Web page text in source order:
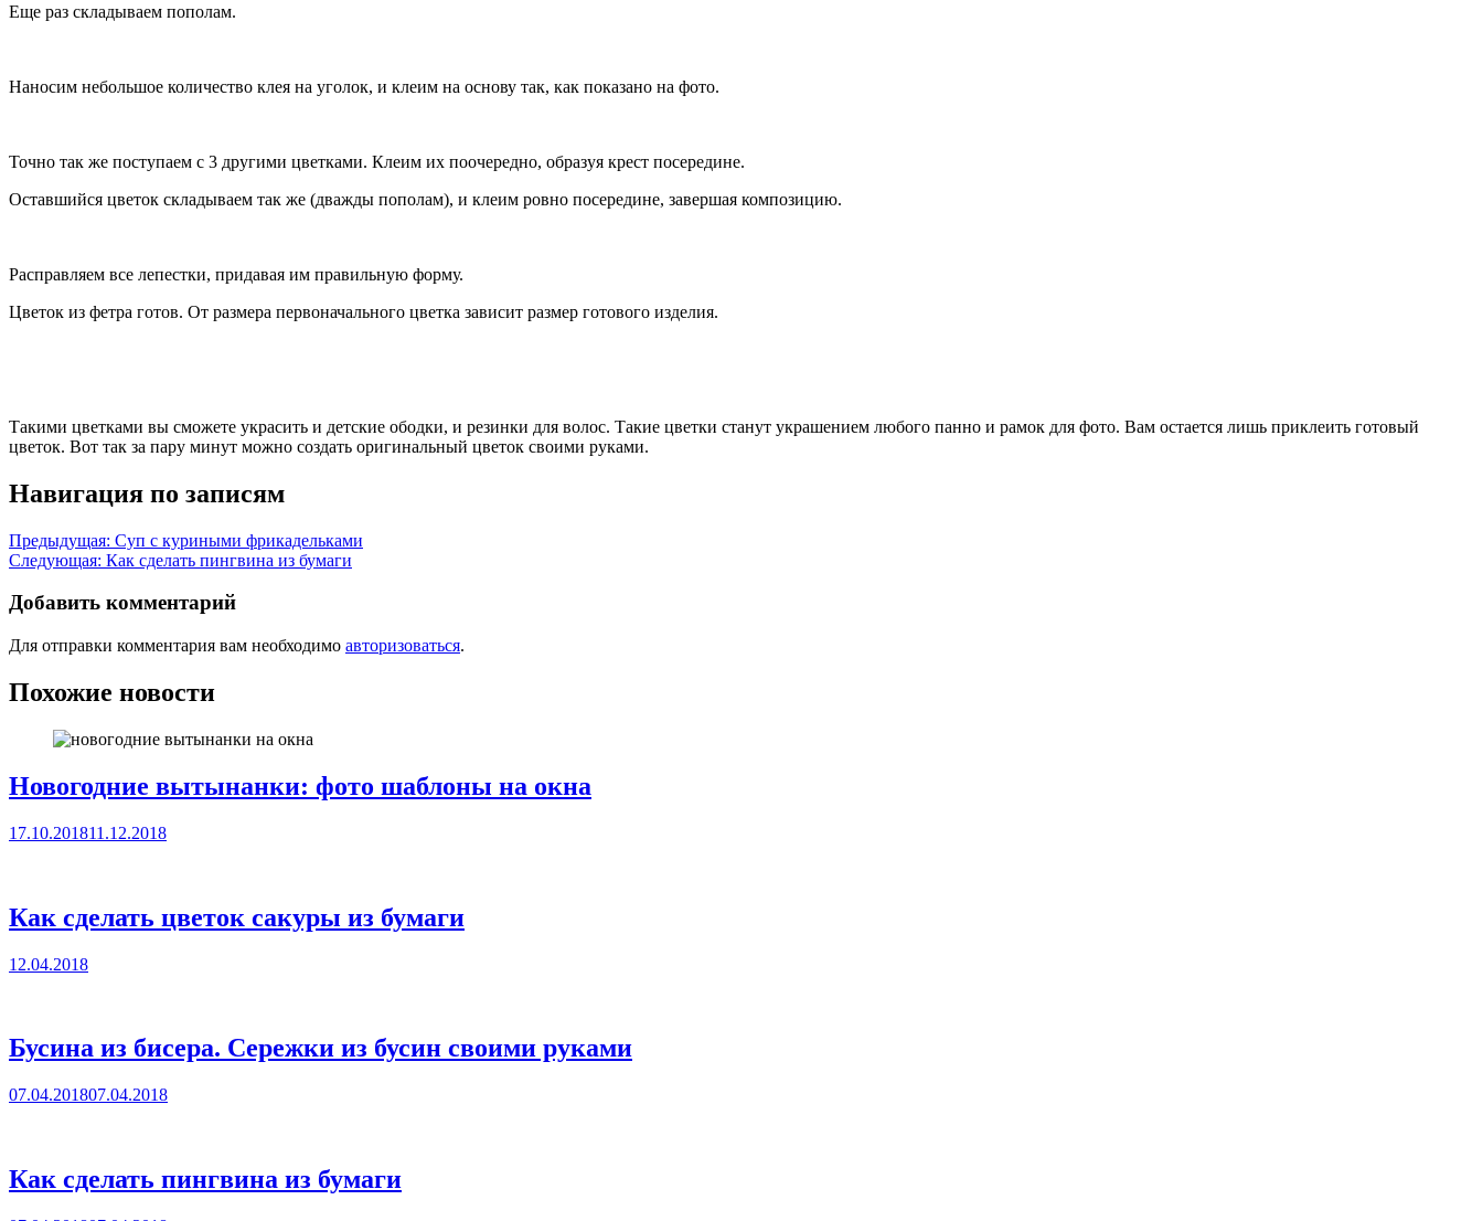
Еще раз складываем пополам.
Наносим небольшое количество клея на уголок, и клеим на основу так, как показано на фото.
Точно так же поступаем с 3 другими цветками. Клеим их поочередно, образуя крест посередине.
Оставшийся цветок складываем так же (дважды пополам), и клеим ровно посередине, завершая композицию.
Расправляем все лепестки, придавая им правильную форму.
Цветок из фетра готов. От размера первоначального цветка зависит размер готового изделия.
Такими цветками вы сможете украсить и детские ободки, и резинки для волос. Такие цветки станут украшением любого панно и рамок для фото. Вам остается лишь приклеить готовый
цветок. Вот так за пару минут можно создать оригинальный цветок своими руками.
Навигация по записям
Предыдущая: Суп с куриными фрикадельками
Следующая: Как сделать пингвина из бумаги
Добавить комментарий
Для отправки комментария вам необходимо авторизоваться.
Похожие новости
Новогодние вытынанки: фото шаблоны на окна
17.10.201811.12.2018
Как сделать цветок сакуры из бумаги
12.04.2018
Бусина из бисера. Сережки из бусин своими руками
07.04.201807.04.2018
Как сделать пингвина из бумаги